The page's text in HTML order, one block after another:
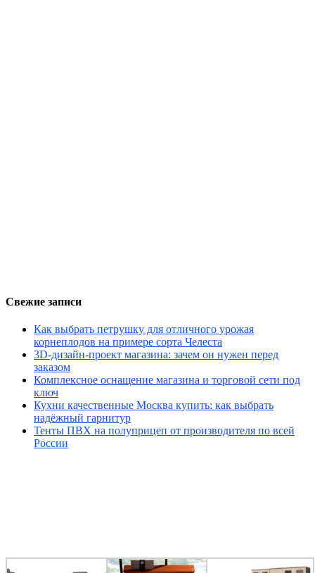
Свежие записи
Как выбрать петрушку для отличного урожая
корнеплодов на примере сорта Челеста
3D-дизайн-проект магазина: зачем он нужен перед
заказом
Комплексное оснащение магазина и торговой сети под
ключ
Кухни качественные Москва купить: как выбрать
надёжный гарнитур
Тенты ПВХ на полуприцеп от производителя по всей
России